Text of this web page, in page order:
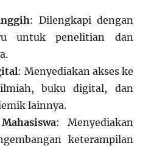
: Dilengkapi dengan
untuk penelitian dan
: Menyediakan akses ke
buku digital, dan
lainnya.
: Menyediakan
keterampilan